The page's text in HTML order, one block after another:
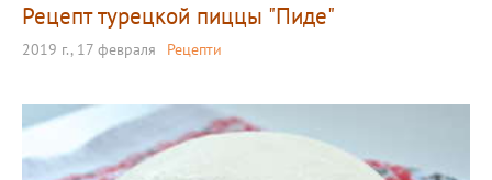
Рецепт турецкой пиццы "Пиде"
2019 г., 17 февраля Рецепти